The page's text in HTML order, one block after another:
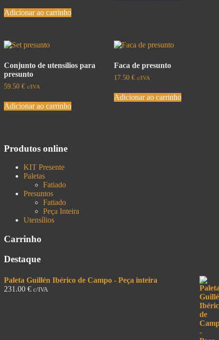
Adicionar ao carrinho
Conjunto de utensílios para
presunto
59.50 € c/IVA
Adicionar ao carrinho
Faca de presunto
17.50 € c/IVA
Adicionar ao carrinho
Produtos online
KIT Presente
Paletas
Fatiado
Presuntos
Fatiado
Peça Inteira
Utensílios
Carrinho
Destaque
Paleta Guillén Ibérico de Campo - Peça inteira
231.00 € c/IVA